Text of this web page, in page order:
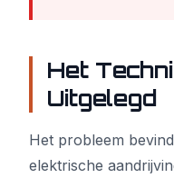
Het
Uitgelegd
Het probleem
elektrische